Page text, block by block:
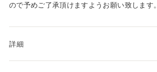
ので予めご了承頂けますようお願い致します。
詳細